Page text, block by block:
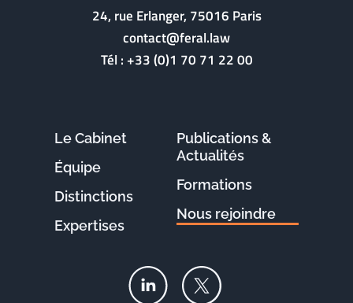
24, rue Erlanger, 75016 Paris
contact@feral.law
Tél :+33 (0)1 70 71 22 00
Le Cabinet
Équipe
Distinctions
Expertises
Publications &
Actualités
Formations
Nous rejoindre